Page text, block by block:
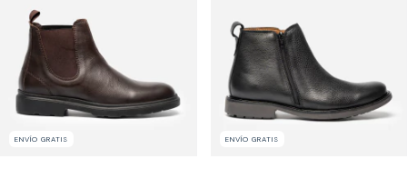
ENVÍO GRATIS ENVÍO GRATIS